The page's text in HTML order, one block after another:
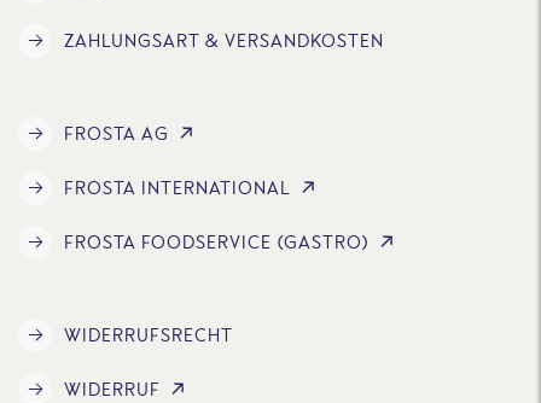
ZAHLUNGSART & VERSANDKOSTEN
FROSTA AG
FROSTA INTERNATIONAL
FROSTA FOODSERVICE (GASTRO)
WIDERRUFSRECHT
WIDERRUF